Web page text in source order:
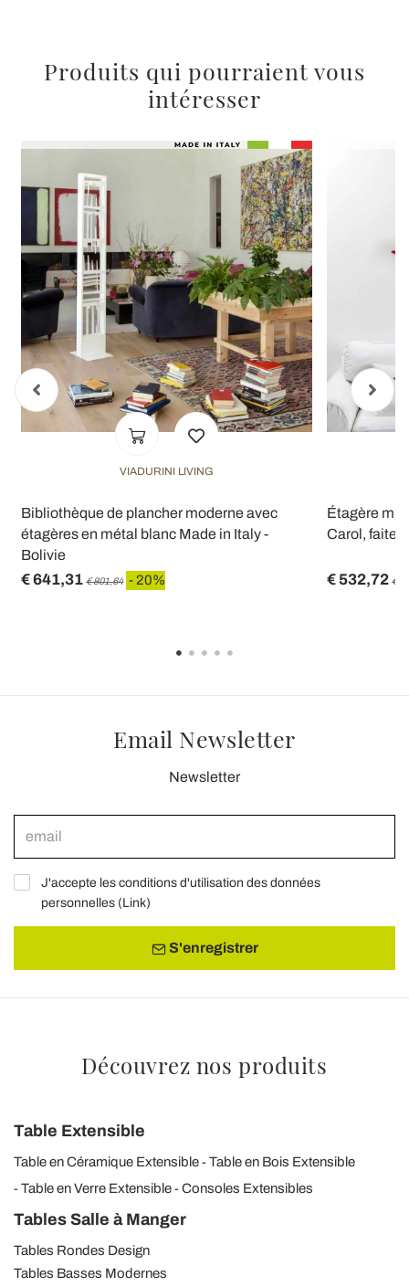
Produits qui pourraient vous
intéresser
VIADURINI LIVING
Bibliothèque de plancher moderne avec
étagères en métal blanc Made in Italy -
Bolivie
€ 641,31 € 801,64 - 20%
Étagère
Carol, faite
€ 532,72 €
Email Newsletter
Newsletter
J'accepte les conditions d'utilisation des données
personnelles (Link)
S'enregistrer
Découvrez nos produits
Table Extensible
Table en Céramique Extensible
Table en Bois Extensible
Table en Verre Extensible
Consoles Extensibles
Tables Salle à Manger
Tables Rondes Design
Tables Basses Modernes